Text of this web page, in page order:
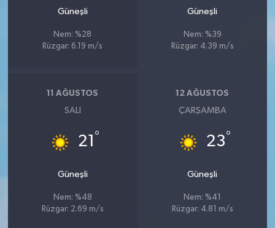
Güneşli
Nem: %28
Rüzgar: 6.19 m/s
Güneşli
Nem: %39
Rüzgar: 4.39 m/s
11 AĞUSTOS
SALI
21 °
Güneşli
Nem: %48
Rüzgar: 2.69 m/s
12 AĞUSTOS
ÇARŞAMBA
23°
Güneşli
Nem: %41
Rüzgar: 4.81 m/s